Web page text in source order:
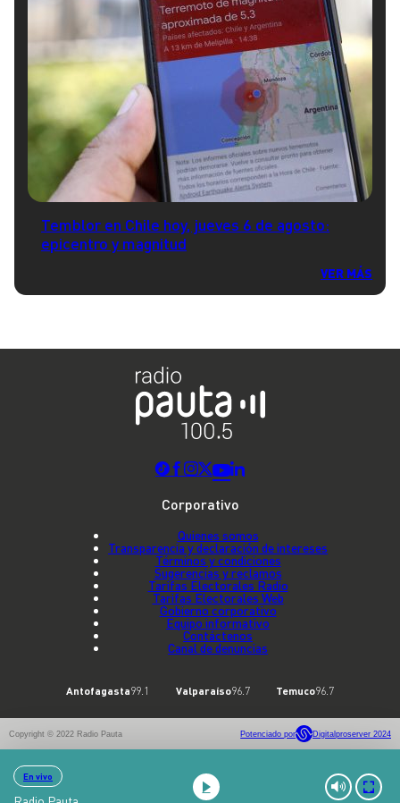
Temblor en Chile hoy, jueves 6 de agosto:
epicentro y magnitud
VER MÁS
En vivo
Corporativo
Quienes somos
Transparencia y declaración de intereses
Términos y condiciones
Sugerencias y reclamos
Tarifas Electorales Radio
Tarifas Electorales Web
Gobierno corporativo
Equipo informativo
Contáctenos
Canal de denuncias
Antofagasta99.1 Valparaíso96.7 Temuco96.7
Copyright © 2022 Radio Pauta Potenciado por Digitalproserver 2024